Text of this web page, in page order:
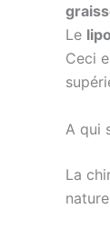
Le
Ceci
A qui
La